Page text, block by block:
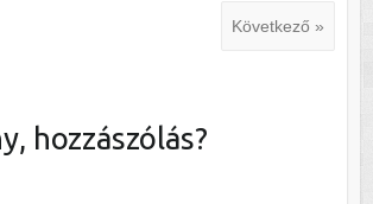
Következő »
hozzászólás?